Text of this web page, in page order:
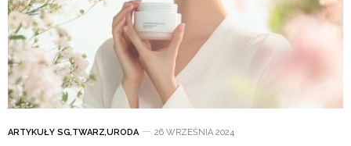
ARTYKUŁY SG,TWARZ,URODA 26 WRZEŚNIA 2024